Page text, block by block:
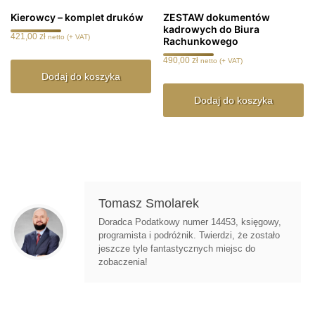
Kierowcy – komplet druków
421,00 zł netto (+ VAT)
Dodaj do koszyka
ZESTAW dokumentów
kadrowych do Biura
Rachunkowego
490,00zł netto (+ VAT)
Dodaj do koszyka
Tomasz Smolarek
Doradca Podatkowy numer 14453, księgowy,
programista i podróżnik. Twierdzi, że zostało
jeszcze tyle fantastycznych miejsc do
zobaczenia!